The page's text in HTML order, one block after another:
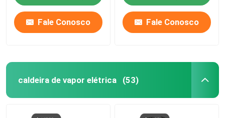
Fale Conosco Fale Conosco
caldeira de vapor elétrica (53)